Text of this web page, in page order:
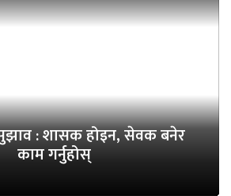
: शासक होइन, सेवक बनेर
काम गर्नुहोस्